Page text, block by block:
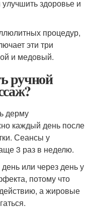
здоровье и
процедур,
эти три
и медовый.
ручной
дерму
каждый день после
Сеансы у
3 раз в неделю.
или через день у
потому что
а жировые